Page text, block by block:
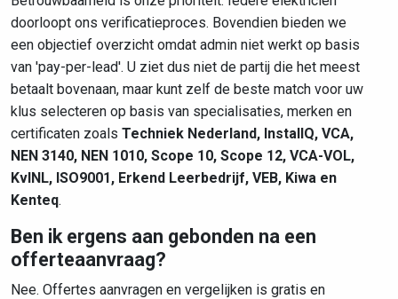
doorloopt ons verificatieproces. Bovendien bieden we
een objectief overzicht omdat admin niet werkt op basis
van 'pay-per-lead'. U ziet dus niet de partij die het meest
betaalt bovenaan, maar kunt zelf de beste match voor uw
klus selecteren op basis van specialisaties, merken en
certificaten zoals Techniek Nederland, InstallQ, VCA,
NEN 3140, NEN 1010, Scope 10, Scope 12, VCA-VOL,
KvINL, ISO9001, Erkend Leerbedrijf, VEB, Kiwa en
Kenteq.
Ben ik ergens aan gebonden na een
offerteaanvraag?
Nee. Offertes aanvragen en vergelijken is gratis en